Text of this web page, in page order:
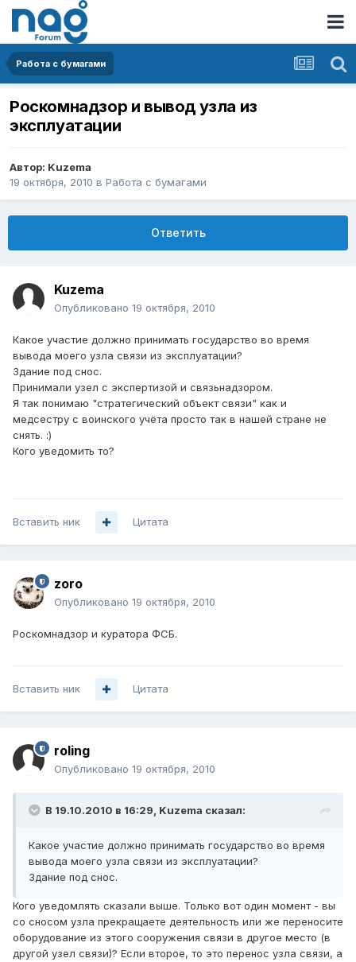
Работа с бумагами
Роскомнадзор и вывод узла из
эксплуатации
Автор: Kuzema
19 октября, 2010 в Работа с бумагами
Ответить
Kuzema
Опубликовано 19 октября, 2010
Какое участие должно принимать государство во время
вывода моего узла связи из эксплуатации?
Здание под снос.
Принимали узел с экспертизой и связьнадзором.
Я так понимаю "стратегический объект связи" как и
медсестру с воинского учёта просто так в нашей стране не
снять. :)
Кого уведомить то?
Вставить ник Цитата
zoro
Опубликовано 19 октября, 2010
Роскомнадзор и куратора ФСБ.
Вставить ник Цитата
roling
Опубликовано 19 октября, 2010
В 19.10.2010 в 16:29, Kuzema сказал:
Какое участие должно принимать государство во время
вывода моего узла связи из эксплуатации?
Здание под снос.
Кого уведомлять сказали выше. Только вот один момент - вы
со сносом узла прекращаете деятельность или же переносите
оборудование из этого сооружения связи в другое место (в
другой узел связи)? Если второе, то это перенос узла связи, а